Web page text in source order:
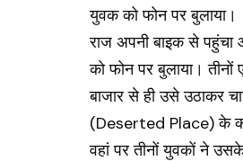
युवक को फोन पर बुलाया।
राज अपनी बाइक से पहुंचा
को फोन पर बुलाया।
बाजार से ही उसे उठाकर
(Deserted Place) के
वहां पर तीनों युवकों ने